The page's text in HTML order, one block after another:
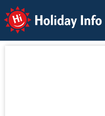
Holiday Info